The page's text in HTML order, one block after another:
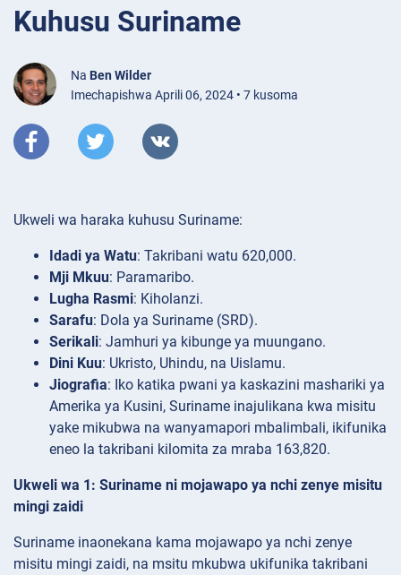
Kuhusu Suriname
Na Ben Wilder
Imechapishwa Aprili 06, 2024 • 7 kusoma
Ukweli wa haraka kuhusu Suriname:
Idadi ya Watu: Takribani watu 620,000.
Mji Mkuu: Paramaribo.
Lugha Rasmi: Kiholanzi.
Sarafu: Dola ya Suriname (SRD).
Serikali: Jamhuri ya kibunge ya muungano.
Dini Kuu: Ukristo, Uhindu, na Uislamu.
Jiografia: Iko katika pwani ya kaskazini mashariki ya
Amerika ya Kusini, Suriname inajulikana kwa misitu
yake mikubwa na wanyamapori mbalimbali, ikifunika
eneo la takribani kilomita za mraba 163,820.
Ukweli wa 1: Suriname ni mojawapo ya nchi zenye misitu
mingi zaidi
Suriname inaonekana kama mojawapo ya nchi zenye
misitu mingi zaidi, na msitu mkubwa ukifunika takribani